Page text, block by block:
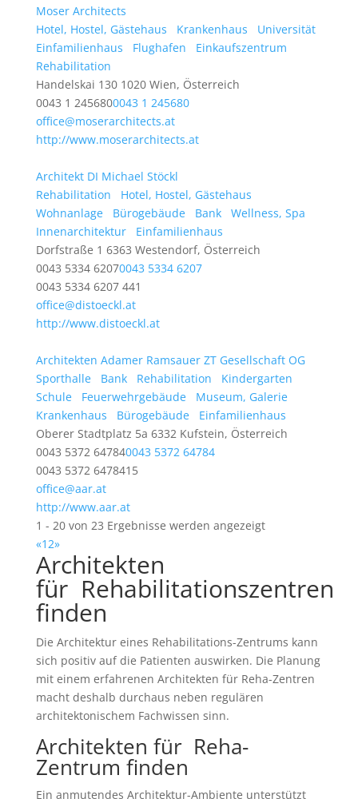
Moser Architects
Hotel, Hostel, Gästehaus
Krankenhaus
Universität
Einfamilienhaus
Flughafen
Einkaufszentrum
Rehabilitation
Handelskai 130 1020 Wien, Österreich
0043 1 2456800043 1 245680
office@moserarchitects.at
http://www.moserarchitects.at
Architekt DI Michael Stöckl
Rehabilitation
Hotel, Hostel, Gästehaus
Wohnanlage
Bürogebäude Bank
Wellness, Spa
Innenarchitektur
Einfamilienhaus
Dorfstraße 1 6363 Westendorf, Österreich
0043 5334 62070043 5334 6207
0043 5334 6207 441
office@distoeckl.at
http://www.distoeckl.at
Architekten Adamer Ramsauer ZT Gesellschaft OG
Sporthalle
Bank Rehabilitation
Kindergarten
Schule
Feuerwehrgebäude
Museum, Galerie
Krankenhaus
Bürogebäude
Einfamilienhaus
Oberer Stadtplatz 5a 6332 Kufstein, Österreich
0043 5372 647840043 5372 64784
0043 5372 6478415
office@aar.at
http://www.aar.at
1 - 20 von 23 Ergebnisse werden angezeigt
«12»
Architekten
für Rehabilitationszentren
finden
Die Architektur eines Rehabilitations-Zentrums kann
sich positiv auf die Patienten auswirken. Die Planung
mit einem erfahrenen Architekten für Reha-Zentren
macht deshalb durchaus neben regulären
architektonischem Fachwissen sinn.
Architekten für Reha-
Zentrum finden
Ein anmutendes Architektur-Ambiente unterstützt